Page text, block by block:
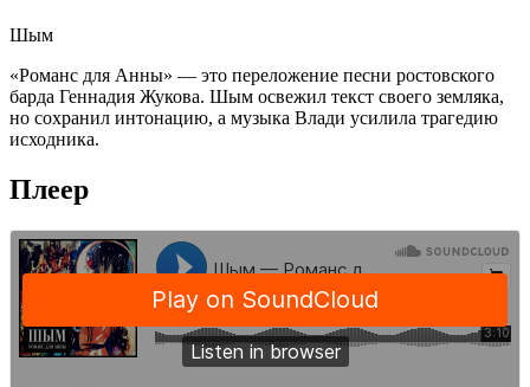
Шым
«Романс для Анны» — это переложение песни ростовского
барда Геннадия Жукова. Шым освежил текст своего земляка,
но сохранил интонацию, а музыка Влади усилила трагедию
исходника.
Плеер